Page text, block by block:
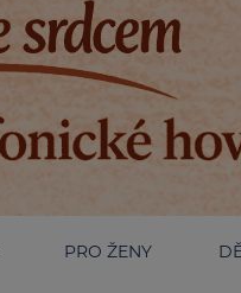
PRO ŽENY